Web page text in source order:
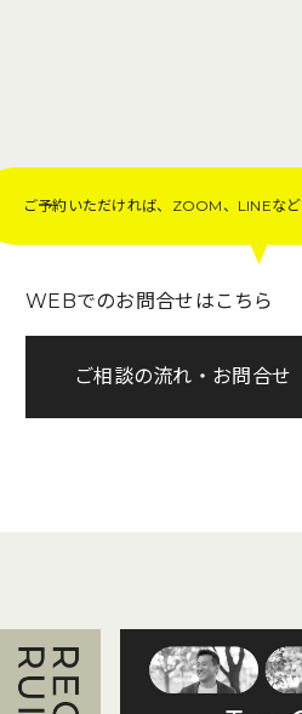
WEBでのお問合せはこちら
ご予約いただければ、ZOOM、LINEなど
ご相談の流れ・お問合せ